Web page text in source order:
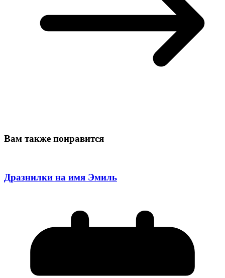
Вам также понравится
Дразнилки на имя Эмиль